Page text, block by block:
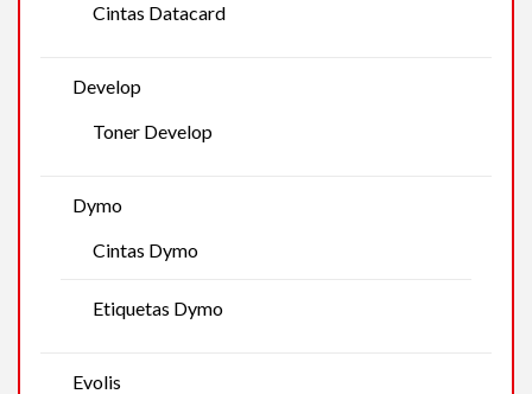
Cintas Datacard
Develop
Toner Develop
Dymo
Cintas Dymo
Etiquetas Dymo
Evolis